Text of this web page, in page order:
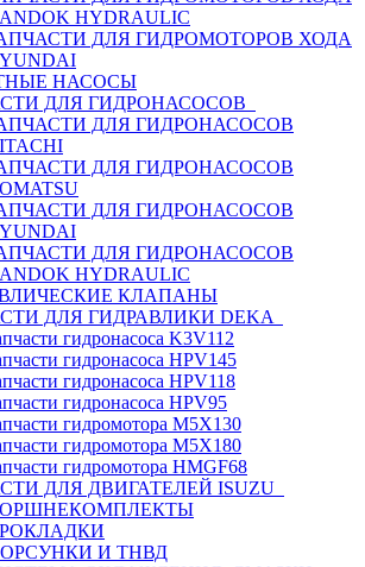
HYDRAULIC
ДЛЯ ГИДРОМОТОРОВ ХОДА
НАСОСЫ
ДЛЯ ГИДРОНАСОСОВ
ДЛЯ ГИДРОНАСОСОВ
ДЛЯ ГИДРОНАСОСОВ
ДЛЯ ГИДРОНАСОСОВ
ДЛЯ ГИДРОНАСОСОВ
HYDRAULIC
КЛАПАНЫ
ДЛЯ ГИДРАВЛИКИ DEKA
гидронасоса K3V112
гидронасоса HPV145
гидронасоса HPV118
гидронасоса HPV95
гидромотора M5X130
гидромотора M5X180
гидромотора HMGF68
ДЛЯ ДВИГАТЕЛЕЙ ISUZU
И ТНВД